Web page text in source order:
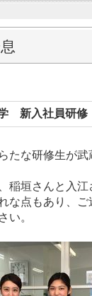
学 新入社員研
たな研修生が武
稲垣さんと入
な点もあり、
い。